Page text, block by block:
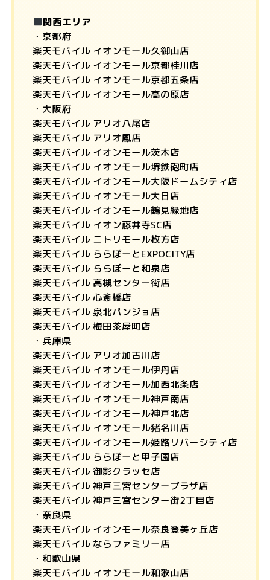
関西エリア
・京都府
楽天モバイル イオンモール久御山店
楽天モバイル イオンモール京都桂川店
楽天モバイル イオンモール京都五条店
楽天モバイル イオンモール高の原店
・大阪府
楽天モバイル アリオ八尾店
楽天モバイル アリオ鳳店
楽天モバイル イオンモール茨木店
楽天モバイル イオンモール堺鉄砲町店
楽天モバイル イオンモール大阪ドームシティ店
楽天モバイル イオンモール大日店
楽天モバイル イオンモール鶴見緑地店
楽天モバイル イオン藤井寺SC店
楽天モバイル ニトリモール枚方店
楽天モバイル ららぽーとEXPOCITY店
楽天モバイル ららぽーと和泉店
楽天モバイル 高槻センター街店
楽天モバイル 心斎橋店
楽天モバイル 泉北パンジョ店
楽天モバイル 梅田茶屋町店
・兵庫県
楽天モバイル アリオ加古川店
楽天モバイル イオンモール伊丹店
楽天モバイル イオンモール加西北条店
楽天モバイル イオンモール神戸南店
楽天モバイル イオンモール神戸北店
楽天モバイル イオンモール猪名川店
楽天モバイル イオンモール姫路リバーシティ店
楽天モバイル ららぽーと甲子園店
楽天モバイル 御影クラッセ店
楽天モバイル 神戸三宮センタープラザ店
楽天モバイル 神戸三宮センター街2丁目店
・奈良県
楽天モバイル イオンモール奈良登美ヶ丘店
楽天モバイル ならファミリー店
・和歌山県
楽天モバイル イオンモール和歌山店